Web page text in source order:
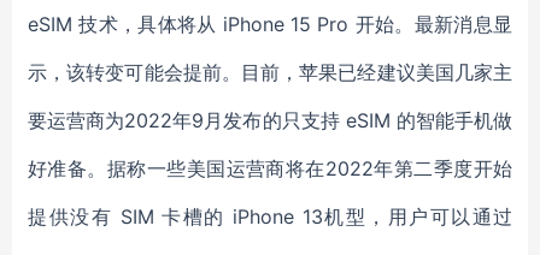
eSIM 技术，具体将从 iPhone 15 Pro 开始。最新消息显
示，该转变可能会提前。目前，苹果已经建议美国几家主
要运营商为2022年9月发布的只支持 eSIM 的智能手机做
好准备。据称一些美国运营商将在2022年第二季度开始
提供没有 SIM 卡槽的 iPhone 13机型，用户可以通过